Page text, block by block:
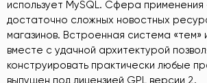
использует MySQL. Сфера применения
достаточно сложных новостных
магазинов. Встроенная система «тем»
вместе с удачной архитектурой
конструировать практически любые